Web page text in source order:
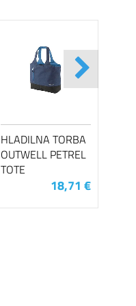
HLADILNA TORBA
OUTWELL PETREL
TOTE
18,71 €